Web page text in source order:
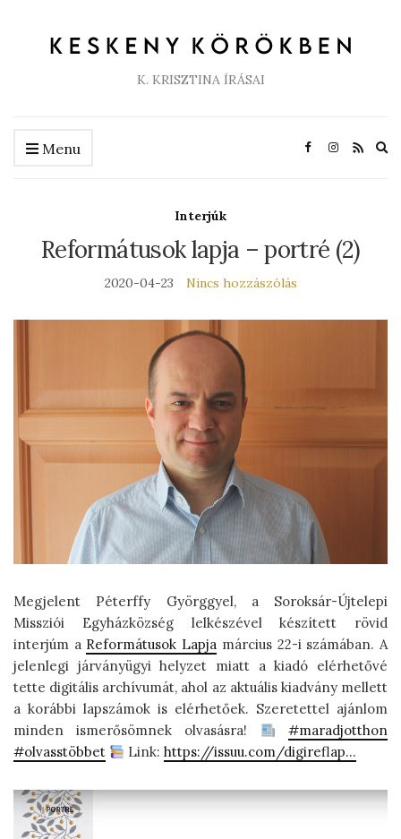
K. KRISZTINA ÍRÁSAI
Menu
Interjúk
Reformátusok lapja – portré (2)
2020-04-23 Nincs hozzászólás
Megjelent Péterffy Györggyel, a Soroksár-Újtelepi
Missziói Egyházközség lelkészével készített rövid
interjúm a Reformátusok Lapja március 22-i számában. A
jelenlegi járványügyi helyzet miatt a kiadó elérhetővé
tette digitális archívumát, ahol az aktuális kiadvány mellett
a korábbi lapszámok is elérhetőek. Szeretettel ajánlom
minden ismerősömnek olvasásra!
#maradjotthon
#olvasstöbbet
Link:https://issuu.com/digireflap…